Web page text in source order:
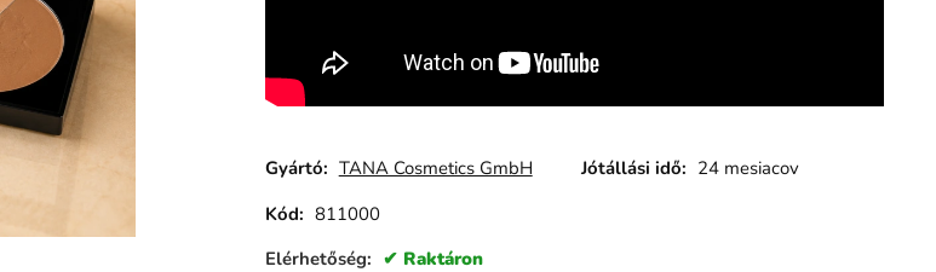
Gyártó: TANA Cosmetics GmbH Jótállási idő: 24 mesiacov
Kód: 811000
Elérhetőség:
Raktáron